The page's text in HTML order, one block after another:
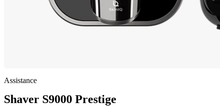
Assistance
Shaver S9000 Prestige